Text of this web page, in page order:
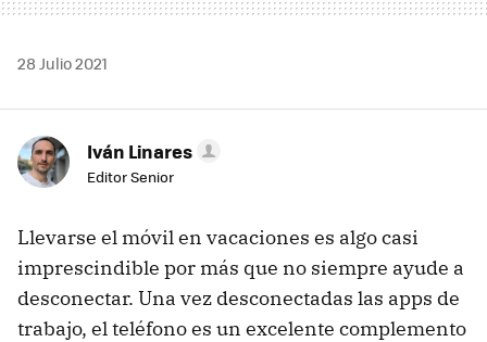
28 Julio 2021
Iván Linares
Editor Senior
Llevarse el móvil en vacaciones es algo casi
imprescindible por más que no siempre ayude a
desconectar. Una vez desconectadas las apps de
trabajo, el teléfono es un excelente complemento